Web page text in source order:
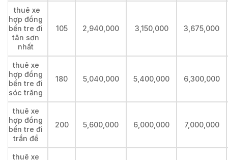
thuê xe
hợp đồng
bến tre đi
tân sơn
nhất
105 2,940,000 3,150,000 3,675,000
thuê xe
hợp đồng
bến tre đi
sóc trăng
180 5,040,000 5,400,000 6,300,000
thuê xe
hợp đồng
bến tre đi
trần đề
200 5,600,000 6,000,000 7,000,000
thuê xe